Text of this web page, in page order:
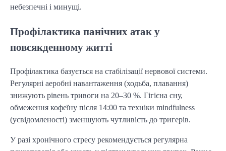
небезпечні і минущі.
Профілактика панічних атак у
повсякденному житті
Профілактика базується на стабілізації нервової системи.
Регулярні аеробні навантаження (ходьба, плавання)
знижують рівень тривоги на 20–30 %. Гігієна сну,
обмеження кофеїну після 14:00 та техніки mindfulness
(усвідомленості) зменшують чутливість до тригерів.
У разі хронічного стресу рекомендується регулярна